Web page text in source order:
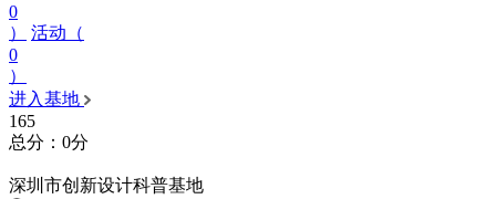
0
）
活动（
0
）
进入基地
165
总分：0分
深圳市创新设计科普基地